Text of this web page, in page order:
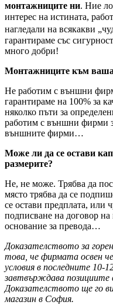
монтажниците ни. Ние
интерес на истината,
нагледали на всякакви
гарантираме със
много добри!
Монтажниците към
Не работим с външни
гарантираме на 100% за
няколко пъти за
работим с външни фирми
външните фирми…
Може ли да се остави
размерите?
Не, не може. Трябва да
място трябва да се
се остави предплата, или
подписване на договор
основание за превода…
Доказателството за
това, че фирмата освен
условия в последните 10-
завтвърждава позициите
Доказателството ще го
магазин в София.